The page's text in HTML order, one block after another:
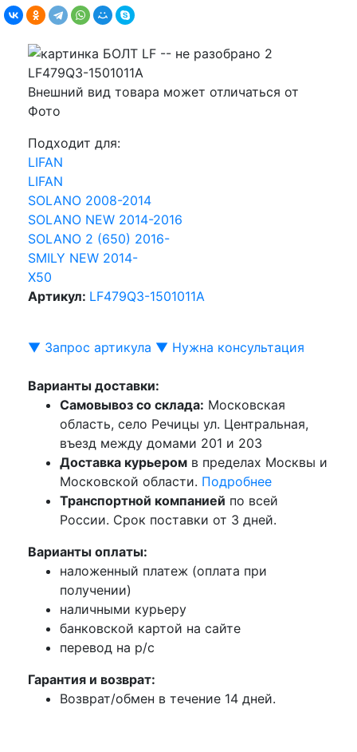
Внешний вид товара может отличаться от
Фото
Подходит для:
LIFAN
LIFAN
SOLANO 2008-2014
SOLANO NEW 2014-2016
SOLANO 2 (650) 2016-
SMILY NEW 2014-
X50
Артикул: LF479Q3-1501011A
▼ Запрос артикула ▼ Нужна консультация
Варианты доставки:
Самовывоз со склада: Московская
область, село Речицы ул. Центральная,
въезд между домами 201 и 203
Доставка курьером в пределах Москвы и
Московской области. Подробнее
Транспортной компанией по всей
России. Срок поставки от 3 дней.
Варианты оплаты:
наложенный платеж (оплата при
получении)
наличными курьеру
банковской картой на сайте
перевод на р/с
Гарантия и возврат:
Возврат/обмен в течение 14 дней.